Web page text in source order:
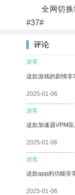
全网切换地
#37#
评论
游客
这款游戏的剧情非
2025-01-06
游客
这款加速器VPM
2025-01-06
游客
这款app的功能非
2025-01-06